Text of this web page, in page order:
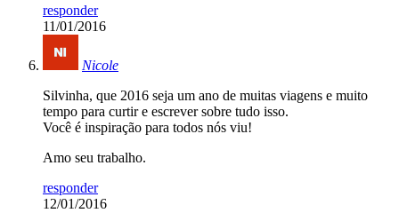
responder
11/01/2016
Nicole
Silvinha, que 2016 seja um ano de muitas viagens e muito
tempo para curtir e escrever sobre tudo isso.
Você é inspiração para todos nós viu!
Amo seu trabalho.
responder
12/01/2016